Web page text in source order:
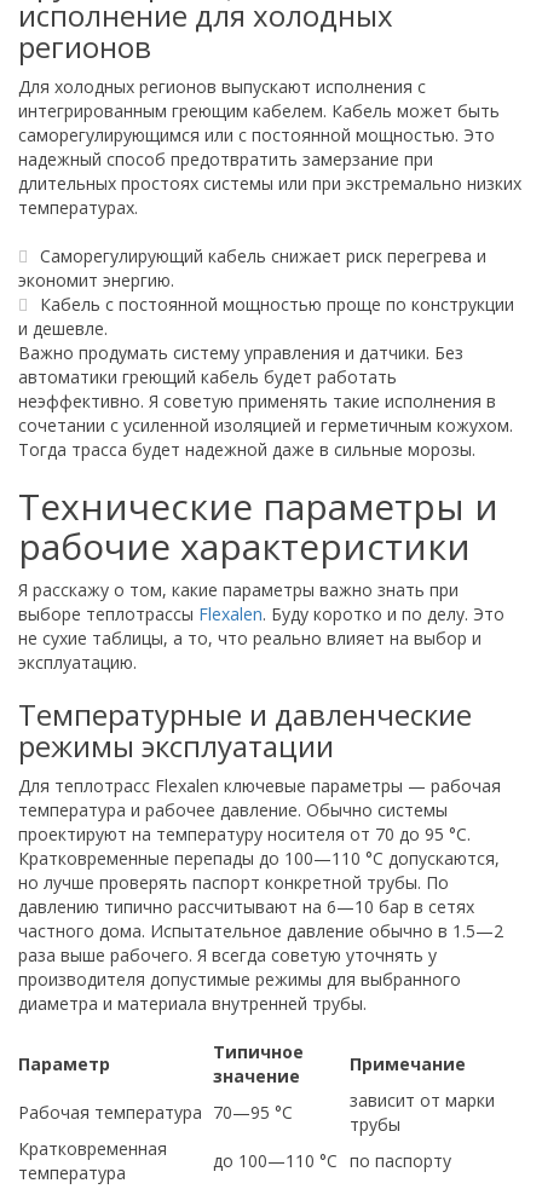
исполнение для холодных
регионов
Для холодных регионов выпускают исполнения с
интегрированным греющим кабелем. Кабель может быть
саморегулирующимся или с постоянной мощностью. Это
надежный способ предотвратить замерзание при
длительных простоях системы или при экстремально низких
температурах.
Саморегулирующий кабель снижает риск перегрева и
экономит энергию.
Кабель с постоянной мощностью проще по конструкции
и дешевле.
Важно продумать систему управления и датчики. Без
автоматики греющий кабель будет работать
неэффективно. Я советую применять такие исполнения в
сочетании с усиленной изоляцией и герметичным кожухом.
Тогда трасса будет надежной даже в сильные морозы.
Технические параметры и
рабочие характеристики
Я расскажу о том, какие параметры важно знать при
выборе теплотрассы Flexalen. Буду коротко и по делу. Это
не сухие таблицы, а то, что реально влияет на выбор и
эксплуатацию.
Температурные и давленческие
режимы эксплуатации
Для теплотрасс Flexalen ключевые параметры — рабочая
температура и рабочее давление. Обычно системы
проектируют на температуру носителя от 70 до 95 °C.
Кратковременные перепады до 100—110 °C допускаются,
но лучше проверять паспорт конкретной трубы. По
давлению типично рассчитывают на 6—10 бар в сетях
частного дома. Испытательное давление обычно в 1.5—2
раза выше рабочего. Я всегда советую уточнять у
производителя допустимые режимы для выбранного
диаметра и материала внутренней трубы.
Параметр
Типичное
значение
Примечание
Рабочая температура 70—95 °C
зависит от марки
трубы
Кратковременная
температура
до 100—110 °C по паспорту